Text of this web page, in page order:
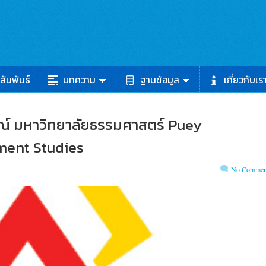
สัมพันธ์ บทความ ฐานข้อมูล เกี่ยวกับเร
หาวิทยาลัยธรรมศาสตร์ Puey
Studies
No